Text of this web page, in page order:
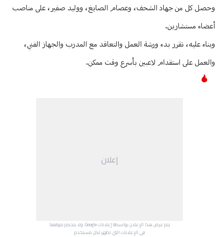
وحصل كل من جهاد الشحف، وعصام الصايغ، ووليد صفير، على مناصب
أعضاء مستشارين.
وبناء عليه، تقرر بدء ورشة العمل والتعاقد مع المدرب والجهاز الفني،
والعمل على استقدام لاعبين بأسرع وقت ممكن.
إعلان
يتم عرض هذا الإعلان بواسطة إعلانات Google، ولا يتحكم موقعنا
في الإعلانات التي تظهر لكل مستخدم.